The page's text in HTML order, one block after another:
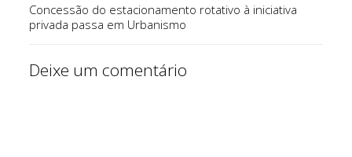
Concessão do estacionamento rotativo à iniciativa
privada passa em Urbanismo
Deixe um comentário